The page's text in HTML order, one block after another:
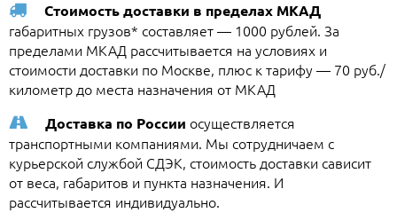
Стоимость доставки в пределах МКАД
габаритных грузов* составляет — 1000 рублей. За
пределами МКАД рассчитывается на условиях и
стоимости доставки по Москве, плюс к тарифу — 70 руб./
километр до места назначения от МКАД
Доставка по России осуществляется
транспортными компаниями. Мы сотрудничаем с
курьерской службой СДЭК, стоимость доставки сависит
от веса, габаритов и пункта назначения. И
рассчитывается индивидуально.